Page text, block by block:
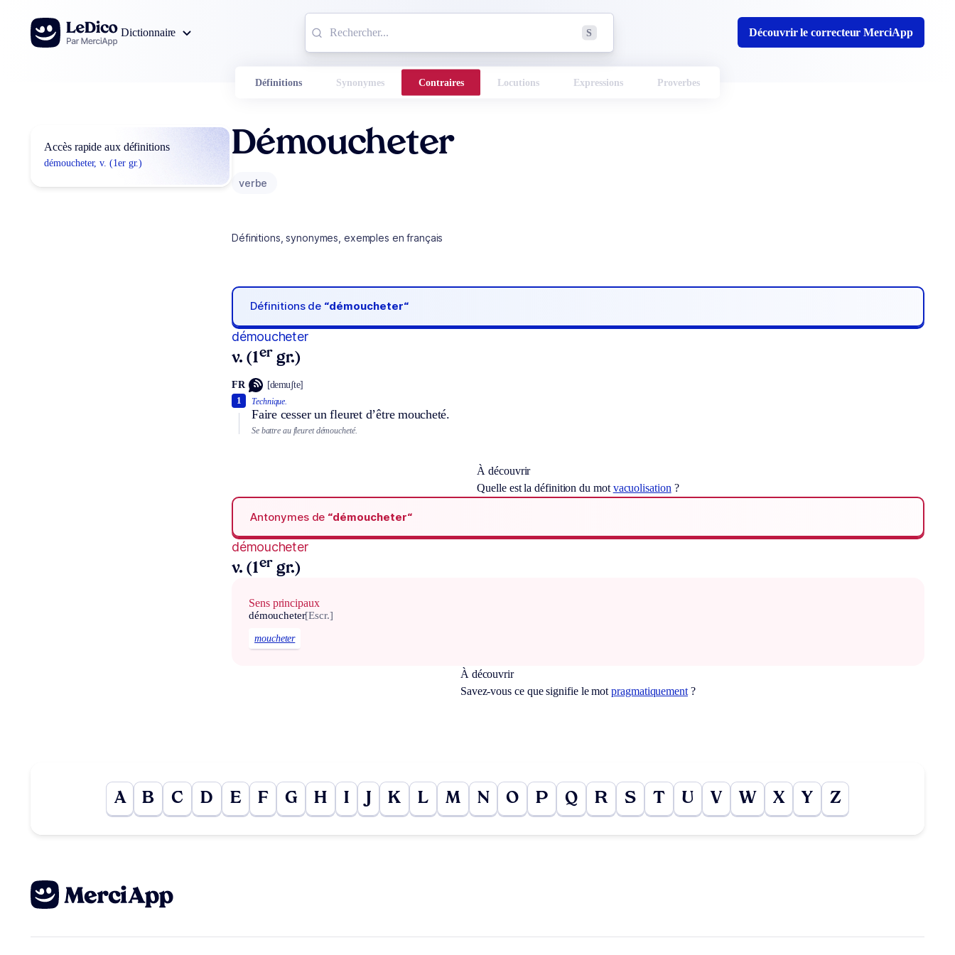
Aller au contenu
Dictionnaire
S Découvrir le correcteur MerciApp
Définitions Synonymes Contraires Locutions Expressions Proverbes
Accès rapide aux définitions
démoucheter, v. (1er gr.)
Démoucheter
verbe
Définitions, synonymes, exemples en français
Définitions de “démoucheter“
démoucheter
v. (1er gr.)
FR [demuʃte]
Technique.
Faire cesser un fleuret d’être moucheté.
1
Se battre au fleuret démoucheté.
À découvrir
Quelle est la définition du motvacuolisation?
Antonymes de “démoucheter“
démoucheter
v. (1er gr.)
Sens principaux
démoucheter[Escr.]
moucheter
À découvrir
Savez-vous ce que signifie le motpragmatiquement?
A B C D E F G H I J K L M N O P Q R S T U V W X Y Z